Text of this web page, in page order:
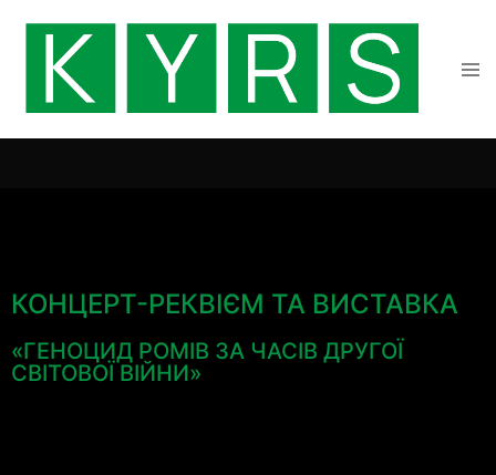
КОНЦЕРТ-РЕКВІЄМ ТА ВИСТАВКА
«ГЕНОЦИД РОМІВ ЗА ЧАСІВ ДРУГОЇ
СВІТОВОЇ ВІЙНИ»